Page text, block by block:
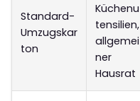
Standard-
Umzugskar
ton
Küchenu
tensilien,
allgemei
ner
Hausrat